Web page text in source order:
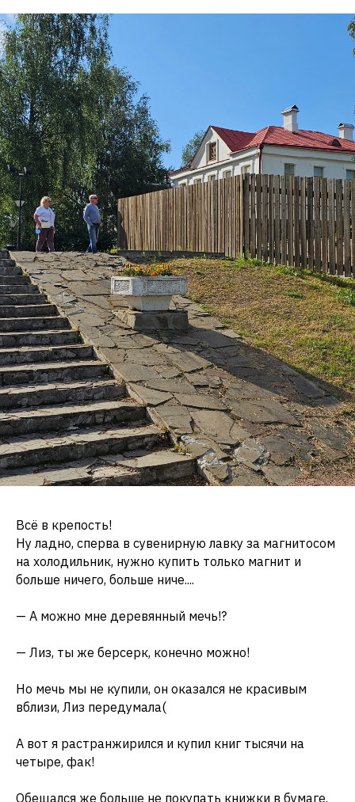
Всё в крепость!
Ну ладно, сперва в сувенирную лавку за магнитосом
на холодильник, нужно купить только магнит и
больше ничего, больше ниче....
— А можно мне деревянный мечь!?
— Лиз, ты же берсерк, конечно можно!
Но мечь мы не купили, он оказался не красивым
вблизи, Лиз передумала(
А вот я растранжирился и купил книг тысячи на
четыре, фак!
Обещался же больше не покупать книжки в бумаге.